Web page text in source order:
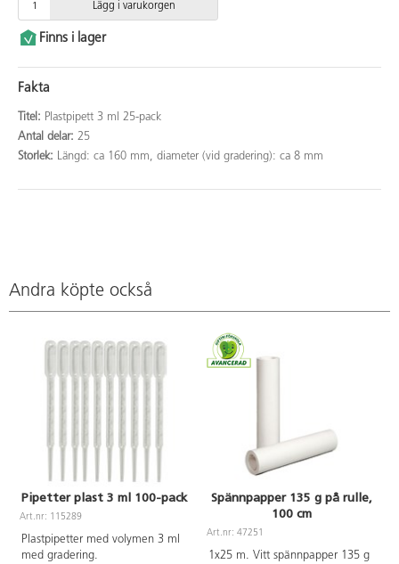
Lägg i varukorgen
Finns i lager
Fakta
Titel: Plastpipett 3 ml 25-pack
Antal delar: 25
Storlek: Längd: ca 160 mm, diameter (vid gradering): ca 8 mm
Andra köpte också
Pipetter plast 3 ml 100-pack
Art.nr: 115289
Plastpipetter med volymen 3 ml
med gradering.
Spännpapper 135 g på rulle,
100 cm
Art.nr: 47251
1x25 m. Vitt spännpapper 135 g